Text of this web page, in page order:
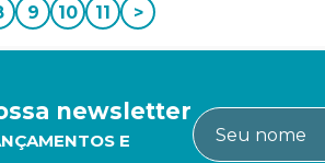
9 10 11 >
newsletter
E